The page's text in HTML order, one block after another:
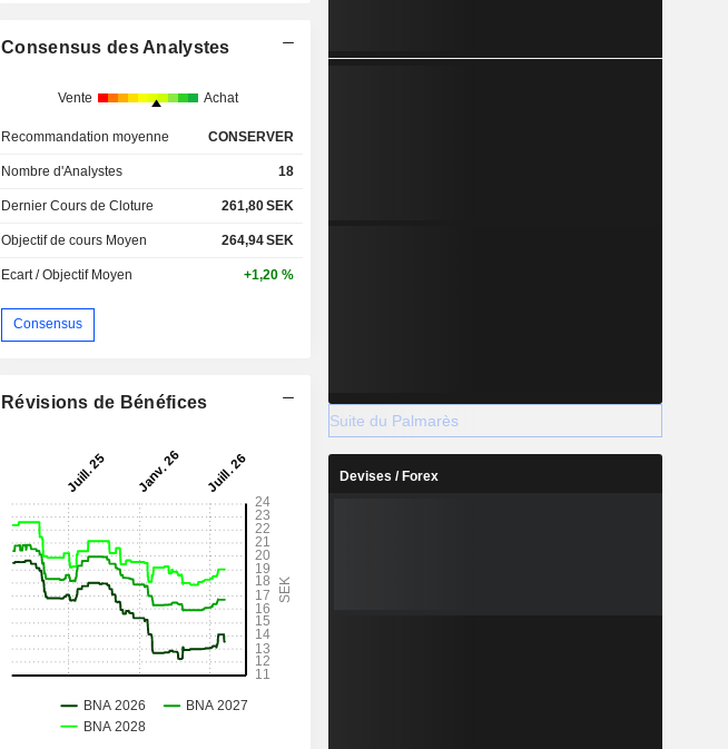
Consensus des Analystes
Vente Achat
Recommandation moyenne CONSERVER
Nombre d'Analystes 18
Dernier Cours de Cloture 261,80SEK
Objectif de cours Moyen 264,94SEK
Ecart / Objectif Moyen +1,20 %
Consensus
Révisions de Bénéfices
Suite du Palmarès
Devises / Forex